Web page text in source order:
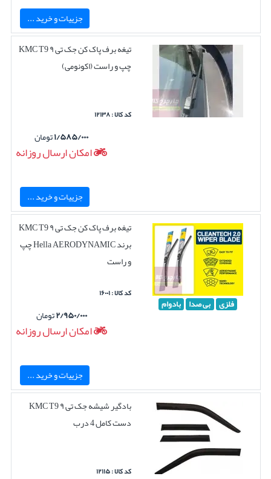
جزییات و خرید ...
تیغه برف پاک کن جک تی ۹ KMC T9
چپ و راست (اکونومی)
کد کالا : ۱۲۱۳۸
۱/۵۸۵/۰۰۰تومان
امکان ارسال روزانه
جزییات و خرید ...
فلزی بی صدا بادوام
تیغه برف پاک کن جک تی ۹ KMC T9
برند Hella AERODYNAMIC چپ
و راست
کد کالا : ۱۶۰۰۱
۲/۹۵۰/۰۰۰تومان
امکان ارسال روزانه
جزییات و خرید ...
بادگیر شیشه جک تی ۹ KMC T9
دست کامل 4 درب
کد کالا : ۱۲۱۱۵